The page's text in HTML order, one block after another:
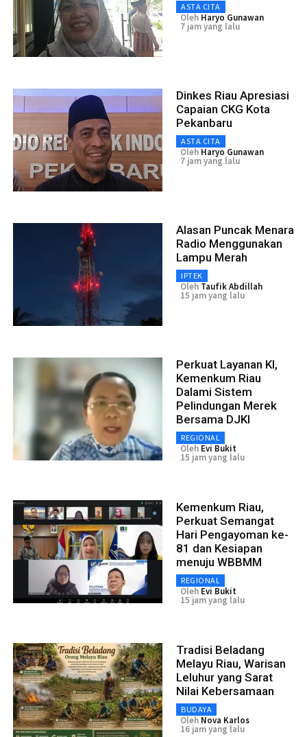
ASTA CITA
Oleh Haryo Gunawan
7 jam yang lalu
Dinkes Riau Apresiasi
Capaian CKG Kota
Pekanbaru
ASTA CITA
Oleh Haryo Gunawan
7 jam yang lalu
Alasan Puncak Menara
Radio Menggunakan
Lampu Merah
IPTEK
Oleh Taufik Abdillah
15 jam yang lalu
Perkuat Layanan KI,
Kemenkum Riau
Dalami Sistem
Pelindungan Merek
Bersama DJKI
REGIONAL
Oleh Evi Bukit
15 jam yang lalu
Kemenkum Riau,
Perkuat Semangat
Hari Pengayoman ke-
81 dan Kesiapan
menuju WBBMM
REGIONAL
Oleh Evi Bukit
15 jam yang lalu
Tradisi Beladang
Melayu Riau, Warisan
Leluhur yang Sarat
Nilai Kebersamaan
BUDAYA
Oleh Nova Karlos
16 jam yang lalu